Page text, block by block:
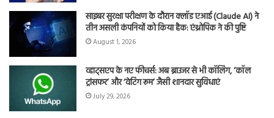
साइबर सुरक्षा परीक्षण के दौरान क्लॉड एआई (Claude AI) ने
तीन असली कंपनियों को किया हैक: एंथ्रोपिक ने की पुष्टि
August 1, 2026
व्हाट्सएप के नए फीचर्स: अब ब्राउजर से भी कॉलिंग, ‘कॉल
ट्रांसफर’ और ‘वेटिंग रूम’ जैसी शानदार सुविधाएं
July 29, 2026